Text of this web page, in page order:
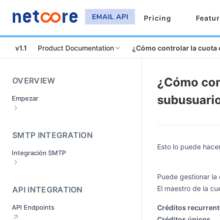
Pricing
v1.1 Product Documentation ¿Cómo controlar la cuota
OVERVIEW
Empezar
¿Cómo configurar los dominios de
Envío de la verificación del dominio
¿Qué hacer si su dominio de
¿Cómo obtener las credenciales
SMTP INTEGRATION
Integración SMTP
¿Cómo se integra con diferentes
¿Cómo integrar sus clientes de
API INTEGRATION
API Endpoints
¿Cómo
Esto lo puede
Puede gestionar la
El maestro de la
Créditos